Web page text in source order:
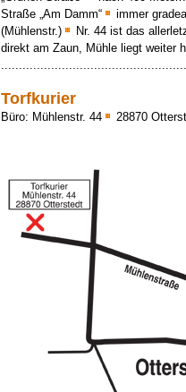
Straße „Am Damm“
immer
(Mühlenstr.)
Nr. 44 ist das
direkt am Zaun, Mühle liegt weiter
Torfkurier
Büro: Mühlenstr. 44 28870